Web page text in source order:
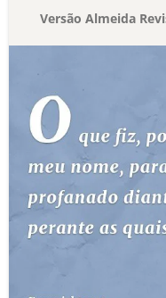
Versão Almeida